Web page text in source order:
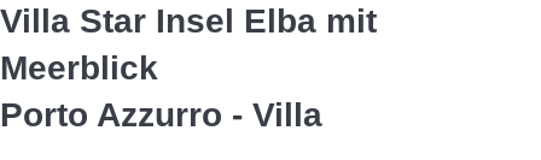
Villa Star Insel Elba mit
Meerblick
Porto Azzurro - Villa